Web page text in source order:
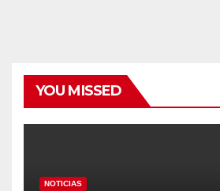
YOU MISSED
NOTICIAS